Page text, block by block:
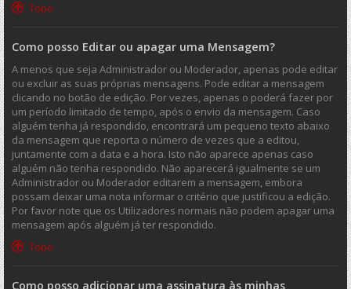
Topo
Como posso Editar ou apagar uma Mensagem?
A menos que seja Administrador ou Moderador, apenas pode editar
ou excluir as suas próprias mensagens. Pode editar a mensagem
clicando no botão de edição. Por vezes, apenas o poderá fazer por
um período limitado de tempo, após o envio da mensagem. Caso
alguém tenha já respondido, encontrará um pequeno texto abaixo
da mensagem que reporta o número de vezes que a editou,
juntamente com a data e a hora. Isto não aparece apenas caso
alguém não tenha respondido. Não aparecerá igualmente se um
Administrador ou Moderador editarem a mensagem, embora
possam deixar uma nota informar o critério que justificou a edição.
Por favor note que os Utilizadores normais não podem apagar uma
mensagem após alguém já ter respondido.
Topo
Como posso adicionar uma assinatura às minhas